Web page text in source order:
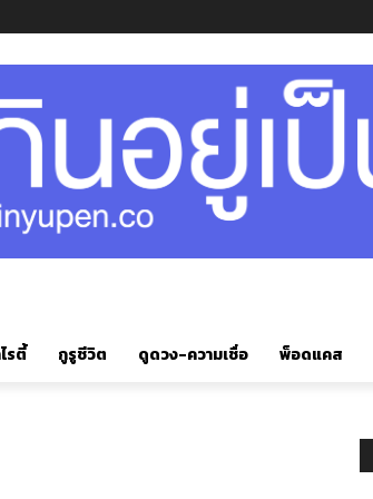
รตี้ กูรูชีวิต ดูดวง-ความเชื่อ พ็อดแคส